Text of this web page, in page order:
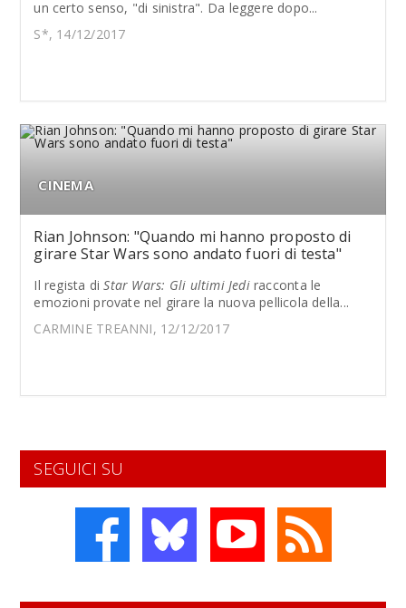
un certo senso, "di sinistra". Da leggere dopo...
S*, 14/12/2017
CINEMA
Rian Johnson: "Quando mi hanno proposto di
girare Star Wars sono andato fuori di testa"
Il regista diStar Wars: Gli ultimi Jediracconta le
emozioni provate nel girare la nuova pellicola della...
CARMINE TREANNI, 12/12/2017
SEGUICI SU